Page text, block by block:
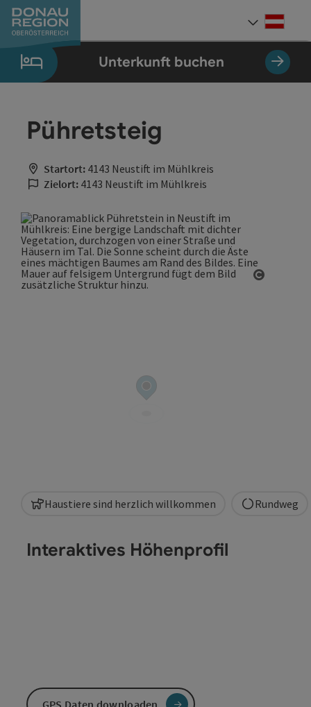
Zum Inhalt
Zur Navigation
Zum Seitenanfang
Zur Kontaktseite
Zum Impressum
Zur Startseite
Unterkunft buchen
Pühretsteig
Startort: 4143 Neustift im Mühlkreis
Zielort: 4143 Neustift im Mühlkreis
Haustiere sind herzlich willkommen Rundweg
Interaktives Höhenprofil